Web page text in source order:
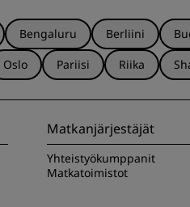
Bengaluru Berliini
Oslo Pariisi Riika
Matkanjärjestäjät
Yhteistyökumppanit
Matkatoimistot